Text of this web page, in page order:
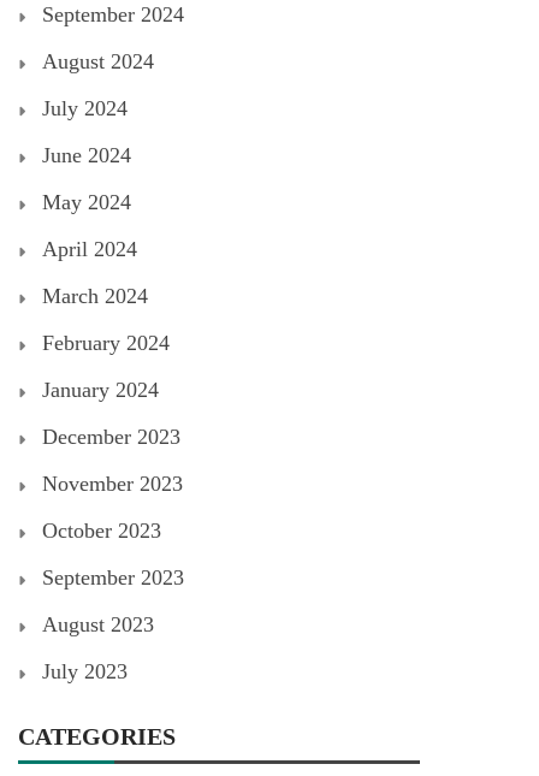
September 2024
August 2024
July 2024
June 2024
May 2024
April 2024
March 2024
February 2024
January 2024
December 2023
November 2023
October 2023
September 2023
August 2023
July 2023
CATEGORIES